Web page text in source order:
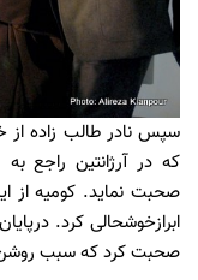
سپس نادر طالب زاده از
صحبت نماید. کومیه از
ابرازخوشحالی کرد.
صحبت کرد که سبب روشن